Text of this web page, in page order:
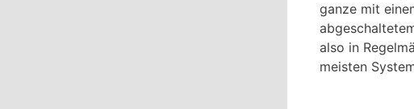
ganze mit
also in
meisten